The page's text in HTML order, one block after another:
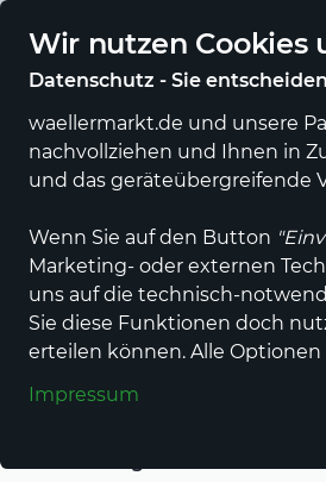
Wir nutzen Cookies
Datenschutz - Sie
waellermarkt.de und unsere
nachvollziehen und Ihnen in
und das geräteübergreifende
Wenn Sie auf den Button
Marketing- oder externen
uns auf die technisch-
Sie diese Funktionen doch
erteilen können. Alle
Impressum
Alle Produkte Alle
Einkaufen im wällermarkt